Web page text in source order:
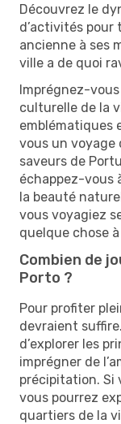
Découvrez le
d’activités pour
ancienne à ses
ville a de quoi
Imprégnez-
culturelle de la
emblématiques
vous un voyage
saveurs de
échappez-vous
la beauté
vous voyagiez
quelque chose
Combien de
Porto ?
Pour profiter
devraient
d’explorer les
imprégner de
précipitation. Si
vous pourrez
quartiers de la